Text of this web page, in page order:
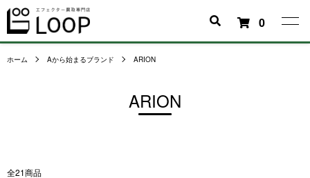
0
ホーム Aから始まるブランド ARION
ARION
全21商品